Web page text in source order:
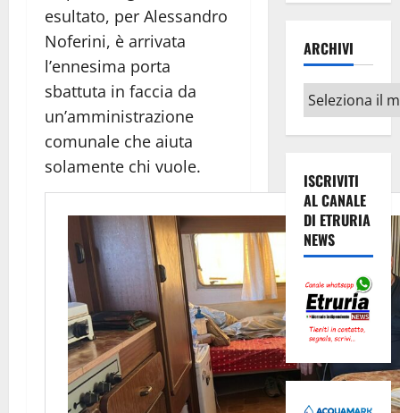
esultato, per Alessandro
Noferini, è arrivata
l’ennesima porta
sbattuta in faccia da
un’amministrazione
comunale che aiuta
solamente chi vuole.
ARCHIVI
Archivi
ISCRIVITI
AL CANALE
DI ETRURIA
NEWS